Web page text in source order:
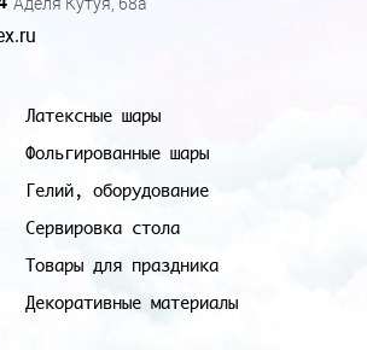
Латексные шары
Фольгированные шары
Гелий, оборудование
Сервировка стола
Товары для праздника
Декоративные материалы